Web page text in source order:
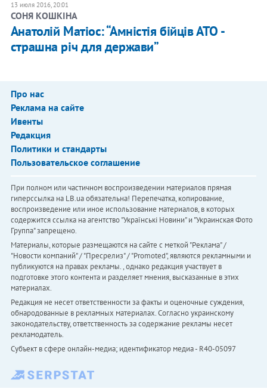
13 июля 2016, 20:01
СОНЯ КОШКІНА
Анатолій Матіос: “Амністія бійців АТО -
страшна річ для держави”
Про нас
Реклама на сайте
Ивенты
Редакция
Политики и стандарты
Пользовательское соглашение
При полном или частичном воспроизведении материалов прямая
гиперссылка на LB.ua обязательна! Перепечатка, копирование,
воспроизведение или иное использование материалов, в которых
содержится ссылка на агентство "Українськi Новини" и "Украинская Фото
Группа" запрещено.
Материалы, которые размещаются на сайте с меткой "Реклама" /
"Новости компаний" / "Пресрелиз" / "Promoted", являются рекламными и
публикуются на правах рекламы. , однако редакция участвует в
подготовке этого контента и разделяет мнения, высказанные в этих
материалах.
Редакция не несет ответственности за факты и оценочные суждения,
обнародованные в рекламных материалах. Согласно украинскому
законодательству, ответственность за содержание рекламы несет
рекламодатель.
Субъект в сфере онлайн-медиа; идентификатор медиа - R40-05097